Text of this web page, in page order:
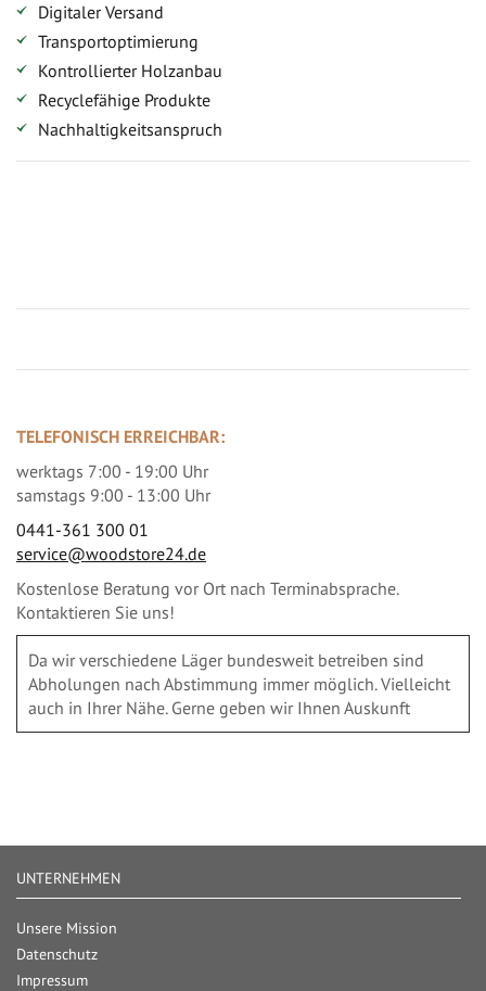
Digitaler Versand
Transportoptimierung
Kontrollierter Holzanbau
Recyclefähige Produkte
Nachhaltigkeitsanspruch
TELEFONISCH ERREICHBAR:
werktags 7:00 - 19:00 Uhr
samstags 9:00 - 13:00 Uhr
0441-361 300 01
service@woodstore24.de
Kostenlose Beratung vor Ort nach Terminabsprache.
Kontaktieren Sie uns!
Da wir verschiedene Läger bundesweit betreiben sind
Abholungen nach Abstimmung immer möglich. Vielleicht
auch in Ihrer Nähe. Gerne geben wir Ihnen Auskunft
UNTERNEHMEN
Unsere Mission
Datenschutz
Impressum